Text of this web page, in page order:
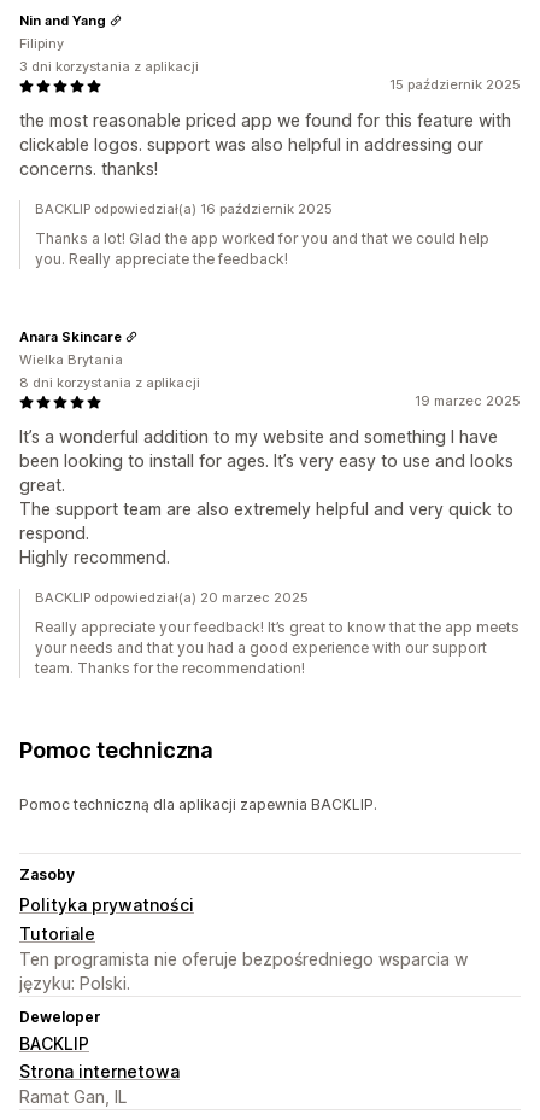
15 październik 2025
the most reasonable priced app we found for this feature with
clickable logos. support was also helpful in addressing our
concerns. thanks!
Nin and Yang
Filipiny
3 dni korzystania z aplikacji
BACKLIP odpowiedział(a) 16 październik 2025
Thanks a lot! Glad the app worked for you and that we could help
you. Really appreciate the feedback!
19 marzec 2025
It’s a wonderful addition to my website and something I have
been looking to install for ages. It’s very easy to use and looks
great.
The support team are also extremely helpful and very quick to
respond.
Highly recommend.
Anara Skincare
Wielka Brytania
8 dni korzystania z aplikacji
BACKLIP odpowiedział(a) 20 marzec 2025
Really appreciate your feedback! It’s great to know that the app meets
your needs and that you had a good experience with our support
team. Thanks for the recommendation!
Pomoc techniczna
Pomoc techniczną dla aplikacji zapewnia BACKLIP.
Zasoby
Polityka prywatności
Tutoriale
Ten programista nie oferuje bezpośredniego wsparcia w
języku: Polski.
Deweloper
BACKLIP
Strona internetowa
Ramat Gan, IL